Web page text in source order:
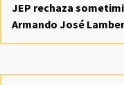
JEP rechaza
Armando José